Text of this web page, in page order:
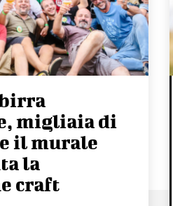
migliaia di
il murale
la
craft